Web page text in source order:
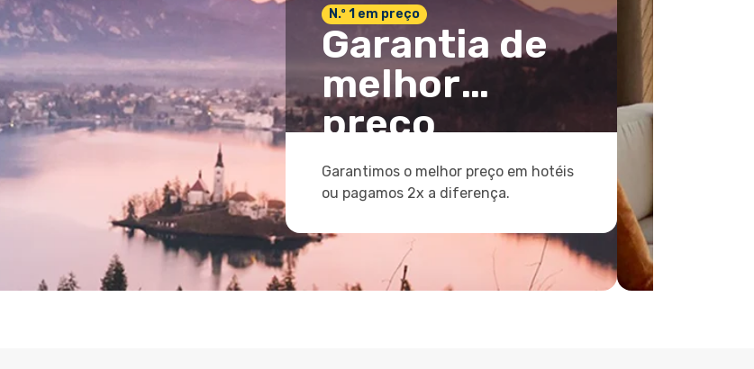
N.º 1 em preço
Garantia de
melhor
preço
Garantimos o melhor preço em hotéis
ou pagamos 2x a diferença.